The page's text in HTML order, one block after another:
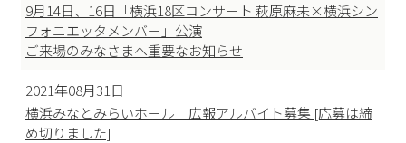
9月14日、16日「横浜18区コンサート 萩原麻未×横浜シン
フォニエッタメンバー」公演
ご来場のみなさまへ重要なお知らせ
2021年08月31日
横浜みなとみらいホール 広報アルバイト募集 [応募は締
め切りました]